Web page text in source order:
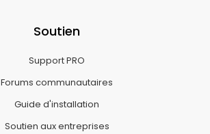
Soutien
Support PRO
Forums communautaires
Guide d'installation
Soutien aux entreprises